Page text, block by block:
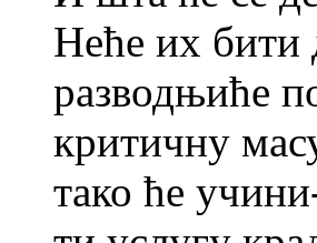
Неће их бити
разводњиће
критичну
тако ће